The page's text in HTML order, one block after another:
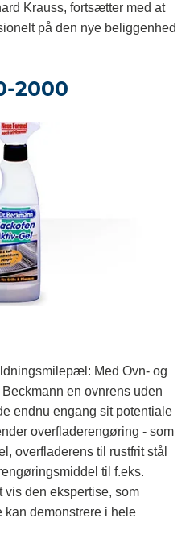
Krauss, fortsætter med at
på den nye beliggenhed
2000
Med Ovn- og
en ovnrens uden
endnu engang sit potentiale
overfladerengøring - som
overfladerens til rustfrit stål
til f.eks.
vis den ekspertise, som
kan demonstrere i hele